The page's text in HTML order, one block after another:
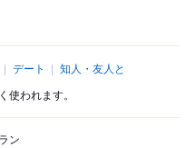
デート 知人・友人と
使われます。
ン